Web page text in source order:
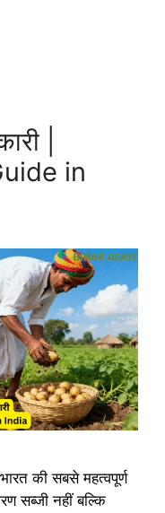
|
in
की सबसे महत्वपूर्ण
सब्जी नहीं बल्कि